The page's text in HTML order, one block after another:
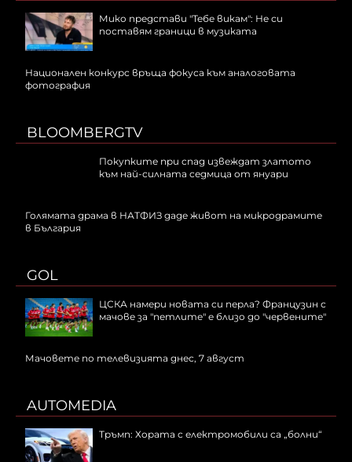
Мико представи "Тебе викам": Не си
поставям граници в музиката
Национален конкурс връща фокуса към аналоговата
фотография
BLOOMBERGTV
Покупките при спад извеждат златото
към най-силната седмица от януари
Голямата драма в НАТФИЗ даде живот на микродрамите
в България
GOL
ЦСКА намери новата си перла? Французин с
мачове за "петлите" е близо до "червените"
Мачовете по телевизията днес, 7 август
AUTOMEDIA
Тръмп: Хората с електромобили са „болни“